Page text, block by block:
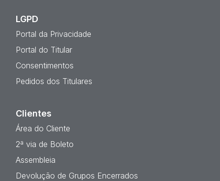
LGPD
Portal da Privacidade
Portal do Titular
Consentimentos
Pedidos dos Titulares
Clientes
Área do Cliente
2ª via de Boleto
Assembleia
Devolução de Grupos Encerrados